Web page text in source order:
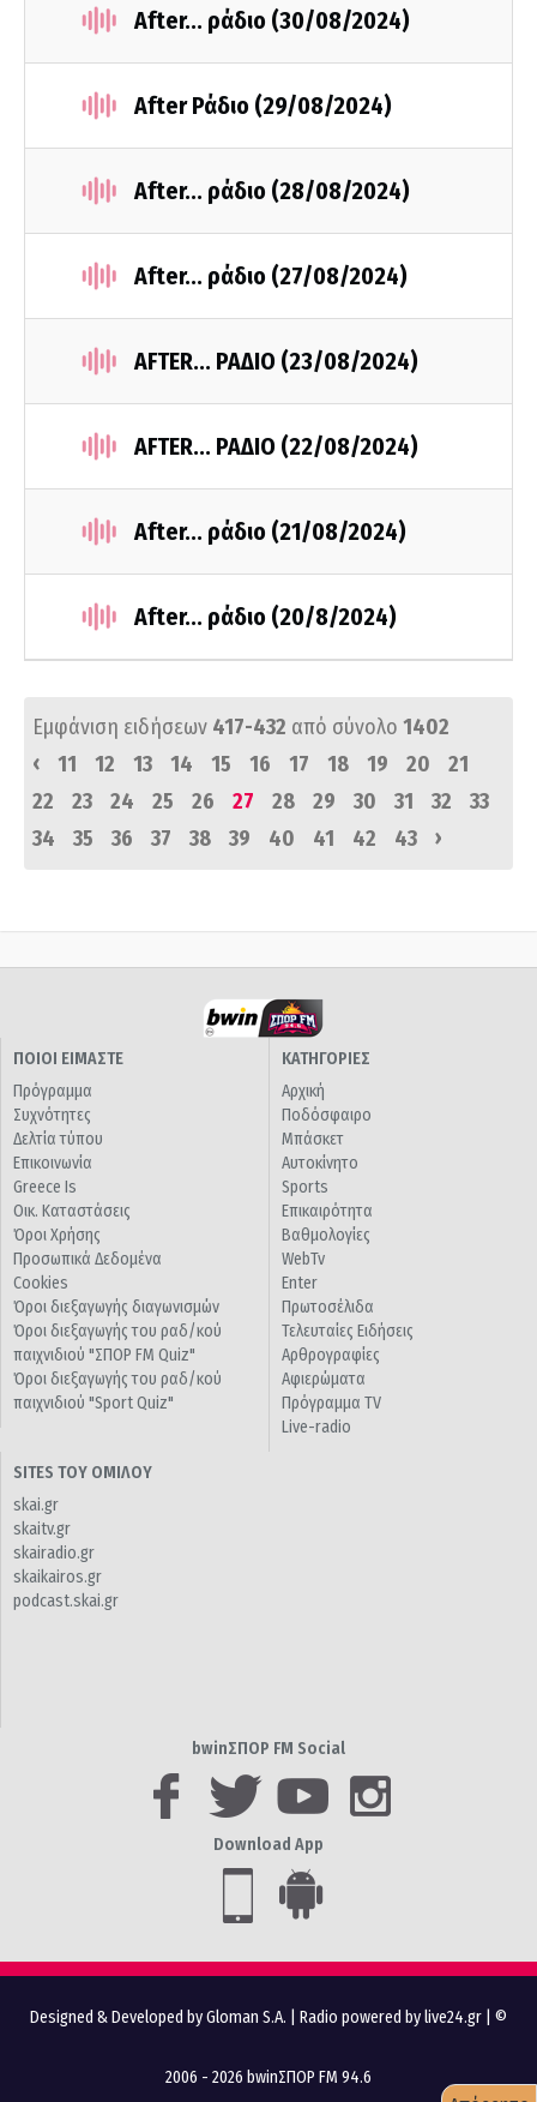
After... ράδιο (30/08/2024)
After Ράδιο (29/08/2024)
After... ράδιο (28/08/2024)
After... ράδιο (27/08/2024)
AFTER... ΡΑΔΙΟ (23/08/2024)
AFTER... ΡΑΔΙΟ (22/08/2024)
After... ράδιο (21/08/2024)
After... ράδιο (20/8/2024)
Εμφάνιση ειδήσεων 417-432 από σύνολο 1402
‹
11 12 13 14 15 16 17 18 19 20
21
22
23 24 25 26 27 28 29 30 31 32
33
34
35 36 37 38 39 40 41 42 43 ›
ΠΟΙΟΙ ΕΙΜΑΣΤΕ
Πρόγραμμα
Συχνότητες
Δελτία τύπου
Επικοινωνία
Greece Is
Οικ. Καταστάσεις
Όροι Χρήσης
Προσωπικά Δεδομένα
Cookies
Όροι διεξαγωγής διαγωνισμών
Όροι διεξαγωγής του ραδ/κού
παιχνιδιού "ΣΠΟΡ FM Quiz"
Όροι διεξαγωγής του ραδ/κού
παιχνιδιού "Sport Quiz"
ΚΑΤΗΓΟΡΙΕΣ
Αρχική
Ποδόσφαιρο
Μπάσκετ
Αυτοκίνητο
Sports
Επικαιρότητα
Βαθμολογίες
WebTv
Enter
Πρωτοσέλιδα
Τελευταίες Ειδήσεις
Αρθρογραφίες
Αφιερώματα
Πρόγραμμα TV
Live-radio
SITES ΤΟΥ ΟΜΙΛΟΥ
skai.gr
skaitv.gr
skairadio.gr
skaikairos.gr
podcast.skai.gr
bwinΣΠΟΡ FM Social
Download App
Designed & Developed by Gloman S.A. Radio powered by live24.gr | ©
2006 - 2026 bwinΣΠΟΡ FM 94.6